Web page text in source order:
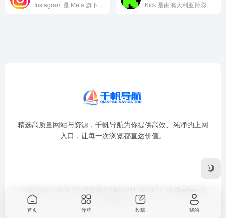
精选高质量网站与资源，千帆导航为你提供高效、纯净的上网
入口，让每一次浏览都直达价值。
首页 导航 投稿 我的